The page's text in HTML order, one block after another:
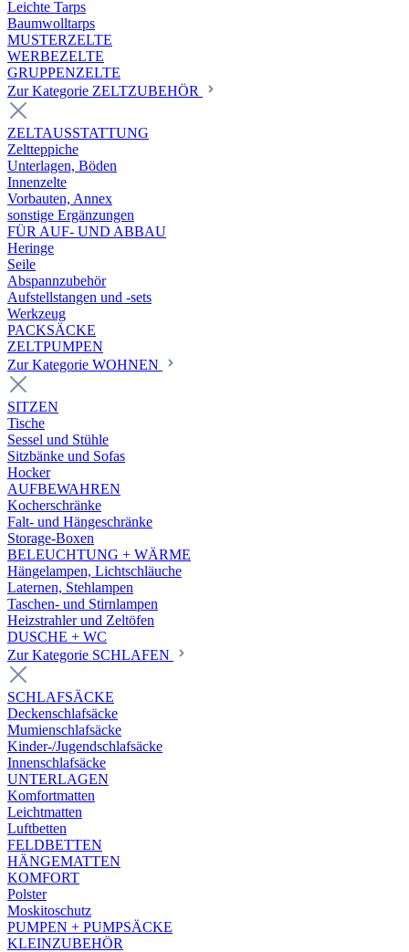
Leichte Tarps
Baumwolltarps
MUSTERZELTE
WERBEZELTE
GRUPPENZELTE
Zur Kategorie ZELTZUBEHÖR
ZELTAUSSTATTUNG
Zeltteppiche
Unterlagen, Böden
Innenzelte
Vorbauten, Annex
sonstige Ergänzungen
FÜR AUF- UND ABBAU
Heringe
Seile
Abspannzubehör
Aufstellstangen und -sets
Werkzeug
PACKSÄCKE
ZELTPUMPEN
Zur Kategorie WOHNEN
SITZEN
Tische
Sessel und Stühle
Sitzbänke und Sofas
Hocker
AUFBEWAHREN
Kocherschränke
Falt- und Hängeschränke
Storage-Boxen
BELEUCHTUNG + WÄRME
Hängelampen, Lichtschläuche
Laternen, Stehlampen
Taschen- und Stirnlampen
Heizstrahler und Zeltöfen
DUSCHE + WC
Zur Kategorie SCHLAFEN
SCHLAFSÄCKE
Deckenschlafsäcke
Mumienschlafsäcke
Kinder-/Jugendschlafsäcke
Innenschlafsäcke
UNTERLAGEN
Komfortmatten
Leichtmatten
Luftbetten
FELDBETTEN
HÄNGEMATTEN
KOMFORT
Polster
Moskitoschutz
PUMPEN + PUMPSÄCKE
KLEINZUBEHÖR